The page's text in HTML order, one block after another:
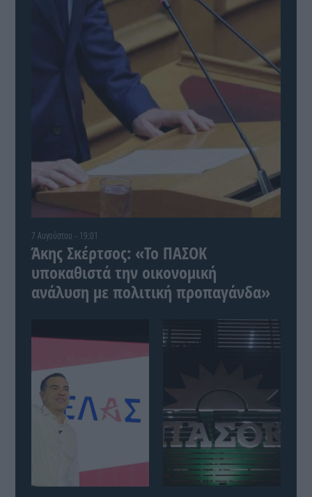
7 Αυγούστου - 19:01
Άκης Σκέρτσος: «Το ΠΑΣΟΚ
υποκαθιστά την οικονομική
ανάλυση με πολιτική προπαγάνδα»